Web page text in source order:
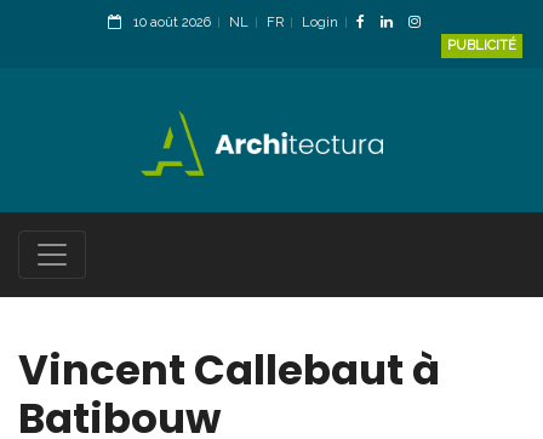
10 août 2026 NL FR
Login
PUBLICITÉ
Vincent Callebaut à
Batibouw